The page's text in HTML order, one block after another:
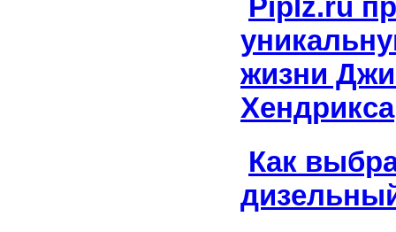
Piplz.ru
жизни
Хендрикса
Как